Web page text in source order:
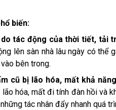
biến:
tác động của thời tiết, tải
lên sàn nhà lâu ngày có thể
bên trong.
cũ bị lão hóa, mất khả
hóa, mất đi tính đàn hồi và
tác nhân đẩy nhanh quá